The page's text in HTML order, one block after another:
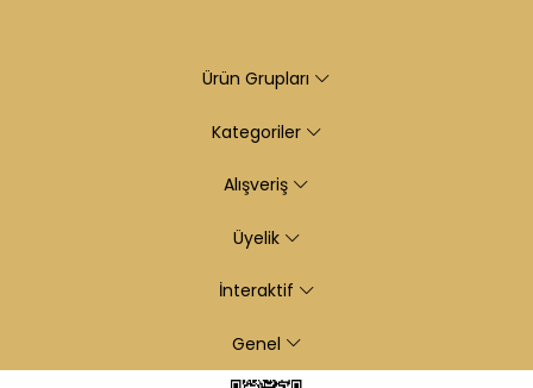
Ürün Grupları
Kategoriler
Alışveriş
Üyelik
İnteraktif
Genel